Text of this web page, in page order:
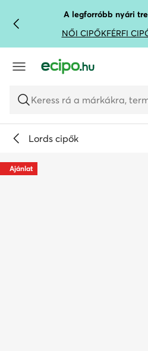
UGRÁS A FŐ TARTALOMRA
UGRÁS A KERESÉSHEZ
A legforróbb nyári
NŐI CIPŐKFÉRFI
Keress rá a márkákra,
Lords cipők
Ajánlat